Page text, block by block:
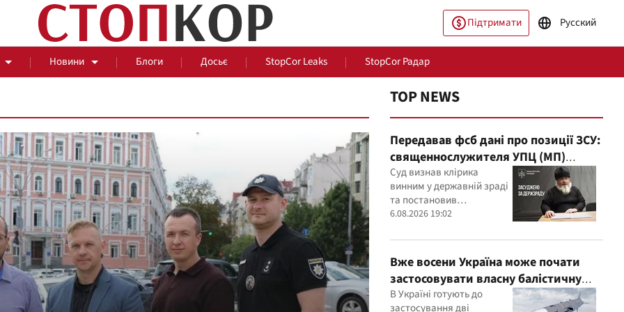
Підтримати Русский
Новини Блоги Досьє StopCor Leaks StopCor Радар
За парканом
Події Суспільство
TOP NEWS
Передавав фсб дані про позиції ЗСУ:
священнослужителя УПЦ (МП)
засудили до 15 років
Суд визнав клірика
винним у державній зраді
та постановив
конфіскувати його майно
6.08.2026 19:02
Вже восени Україна може почати
застосовувати власну балістичну
ракету FP-7 по ворожих цілях
В Україні готують до
застосування дві